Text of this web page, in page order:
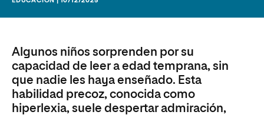
Algunos niños sorprenden por su
capacidad de leer a edad temprana, sin
que nadie les haya enseñado. Esta
habilidad precoz, conocida como
hiperlexia, suele despertar admiración,